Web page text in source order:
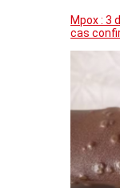
Mpox : 3
cas